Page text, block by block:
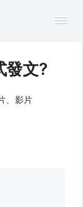
發文?
、影片